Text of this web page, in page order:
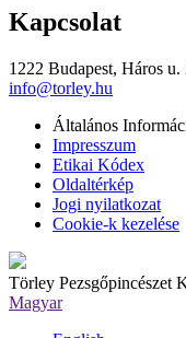
Kapcsolat
1222 Budapest, Háros u.
info@torley.hu
Általános
Impresszum
Etikai Kódex
Oldaltérkép
Jogi nyilatkozat
Cookie-k kezelése
Törley Pezsgőpincészet
Magyar